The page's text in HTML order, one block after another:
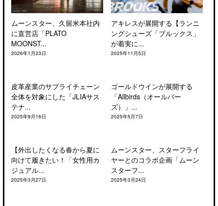
ムーンスター、久留米本社内
に直営店「PLATO
MOONST...
2026年1月23日
アキレスが展開する【ランニ
ングシューズ「ブルックス」
が着実に...
2025年11月5日
皮革産業のサプライチェーン
全体を対象にした「JLIAサス
テナ...
2025年9月16日
ゴールドウインが展開する
「Allbirds（オールバー
ズ）」...
2025年5月7日
【外出したくなる春から夏に
向けて履きたい！「女性用カ
ジュアル...
2025年3月27日
ムーンスター、スターフライ
ヤーとのコラボ企画「ムーン
スターフ...
2025年3月24日